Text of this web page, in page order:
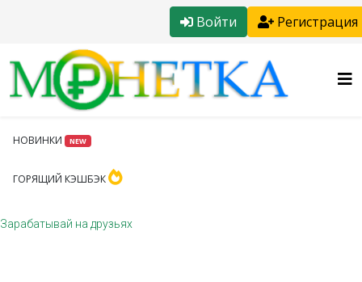
Войти Регистрация
НОВИНКИ NEW
ГОРЯЩИЙ КЭШБЭК
Зарабатывай на друзьях